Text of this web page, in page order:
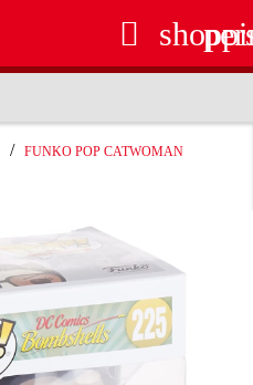

FUNKO POP CATWOMAN